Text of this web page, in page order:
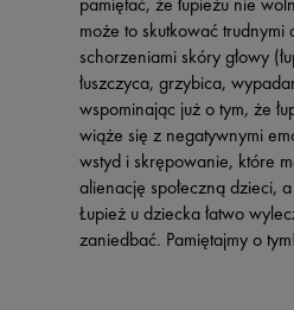
może to skutkować
schorzeniami skóry głowy
łuszczyca, grzybica,
wspominając już o tym, że
wiąże się z negatywnymi
wstyd i skrępowanie, które
alienację społeczną dzieci,
Łupież u dziecka łatwo
zaniedbać. Pamiętajmy o tym!